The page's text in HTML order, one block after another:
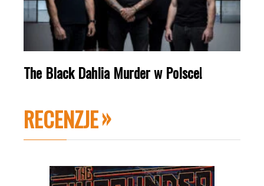
The Black Dahlia Murder w Polsce!
RECENZJE